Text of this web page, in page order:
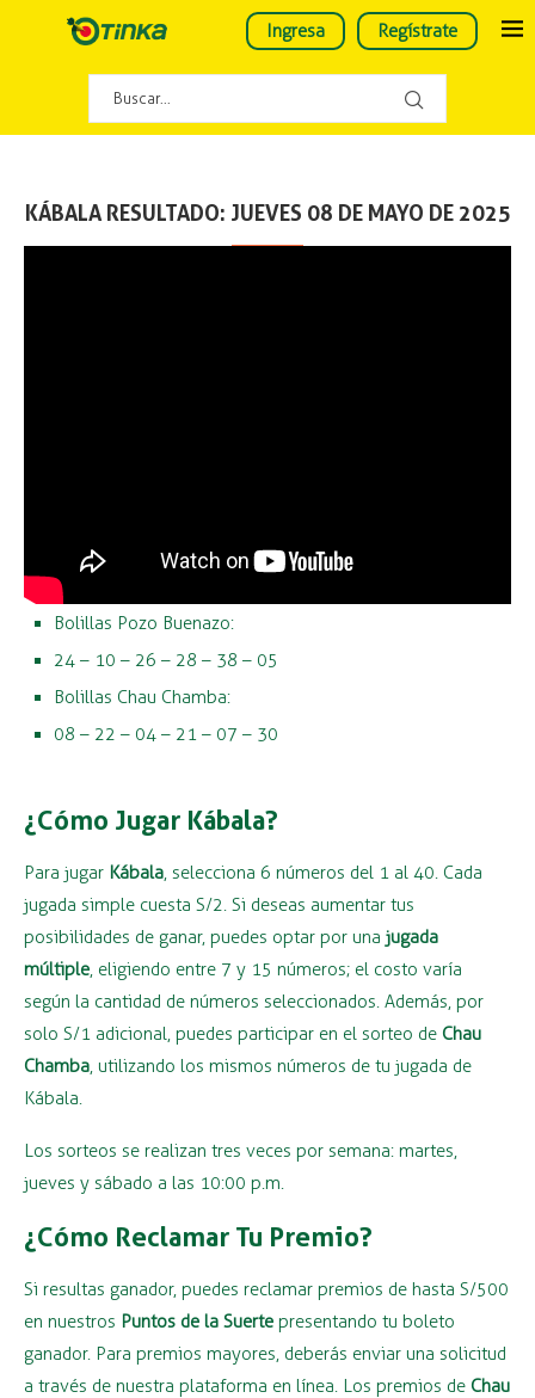
Ingresa Regístrate
KÁBALA RESULTADO: JUEVES 08 DE MAYO DE 2025
Bolillas Pozo Buenazo:
24 – 10 – 26 – 28 – 38 – 05
Bolillas Chau Chamba:
08 – 22 – 04 – 21 – 07 – 30
¿Cómo Jugar Kábala?
Para jugar Kábala, selecciona 6 números del 1 al 40. Cada
jugada simple cuesta S/2. Si deseas aumentar tus
posibilidades de ganar, puedes optar por una jugada
múltiple, eligiendo entre 7 y 15 números; el costo varía
según la cantidad de números seleccionados. Además, por
solo S/1 adicional, puedes participar en el sorteo de Chau
Chamba, utilizando los mismos números de tu jugada de
Kábala.
Los sorteos se realizan tres veces por semana: martes,
jueves y sábado a las 10:00 p.m.
¿Cómo Reclamar Tu Premio?
Si resultas ganador, puedes reclamar premios de hasta S/500
en nuestros Puntos de la Suerte presentando tu boleto
ganador. Para premios mayores, deberás enviar una solicitud
a través de nuestra plataforma en línea. Los premios de Chau